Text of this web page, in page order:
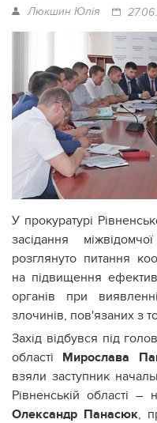
Люкшин Юлія
У прокуратурі
засідання
розглянуто питання
на підвищення
органів при
злочинів, пов'язаних з
Захід відбувся під
області Мирослава
взяли заступник
Рівненській області –
Олександр Панасюк,